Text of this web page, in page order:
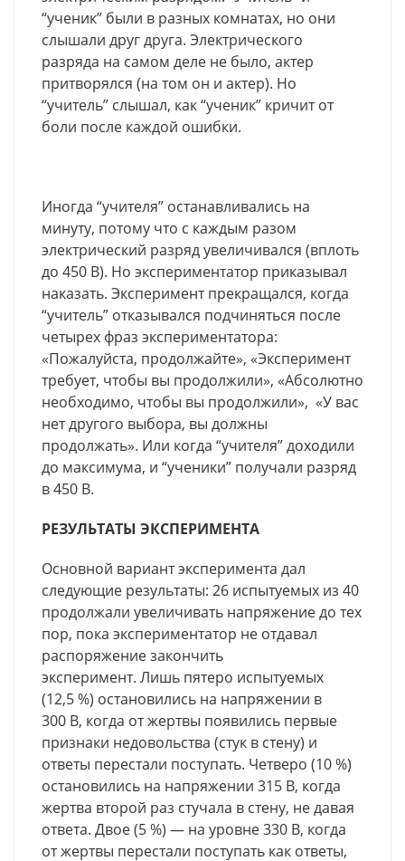
“ученик” были в разных комнатах, но они
слышали друг друга. Электрического
разряда на самом деле не было, актер
притворялся (на том он и актер). Но
“учитель” слышал, как “ученик” кричит от
боли после каждой ошибки.
Иногда “учителя” останавливались на
минуту, потому что с каждым разом
электрический разряд увеличивался (вплоть
до 450 В). Но экспериментатор приказывал
наказать. Эксперимент прекращался, когда
“учитель” отказывался подчиняться после
четырех фраз экспериментатора:
«Пожалуйста, продолжайте», «Эксперимент
требует, чтобы вы продолжили», «Абсолютно
необходимо, чтобы вы продолжили», «У вас
нет другого выбора, вы должны
продолжать». Или когда “учителя” доходили
до максимума, и “ученики” получали разряд
в 450 В.
РЕЗУЛЬТАТЫ ЭКСПЕРИМЕНТА
Основной вариант эксперимента дал
следующие результаты: 26 испытуемых из 40
продолжали увеличивать напряжение до тех
пор, пока экспериментатор не отдавал
распоряжение закончить
эксперимент. Лишь пятеро испытуемых
(12,5 %) остановились на напряжении в
300 В, когда от жертвы появились первые
признаки недовольства (стук в стену) и
ответы перестали поступать. Четверо (10 %)
остановились на напряжении 315 В, когда
жертва второй раз стучала в стену, не давая
ответа. Двое (5 %) — на уровне 330 В, когда
от жертвы перестали поступать как ответы,